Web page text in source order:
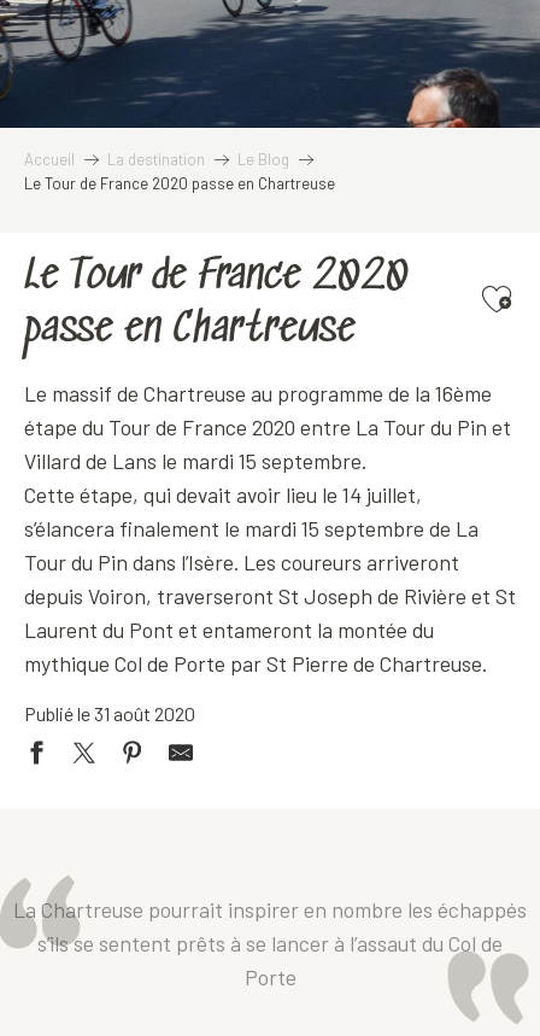
Accueil La destination
Le Blog
Le Tour de France 2020 passe en Chartreuse
Le Tour de France 2020
passe en Chartreuse
Le massif de Chartreuse au programme de la 16ème
étape du Tour de France 2020 entre La Tour du Pin et
Villard de Lans le mardi 15 septembre.
Cette étape, qui devait avoir lieu le 14 juillet,
s’élancera finalement le mardi 15 septembre de La
Tour du Pin dans l’Isère. Les coureurs arriveront
depuis Voiron, traverseront St Joseph de Rivière et St
Laurent du Pont et entameront la montée du
mythique Col de Porte par St Pierre de Chartreuse.
Publié le 31 août 2020
La Chartreuse pourrait inspirer en nombre les échappés
s’ils se sentent prêts à se lancer à l’assaut du Col de
Porte